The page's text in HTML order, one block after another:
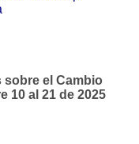
sobre el Cambio
10 al 21 de 2025